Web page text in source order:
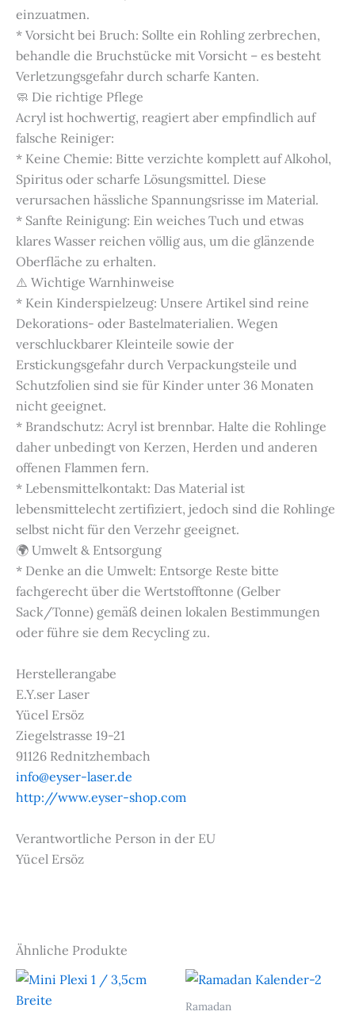
einzuatmen.
* Vorsicht bei Bruch: Sollte ein Rohling zerbrechen,
behandle die Bruchstücke mit Vorsicht – es besteht
Verletzungsgefahr durch scharfe Kanten.
🧼 Die richtige Pflege
Acryl ist hochwertig, reagiert aber empfindlich auf
falsche Reiniger:
* Keine Chemie: Bitte verzichte komplett auf Alkohol,
Spiritus oder scharfe Lösungsmittel. Diese
verursachen hässliche Spannungsrisse im Material.
* Sanfte Reinigung: Ein weiches Tuch und etwas
klares Wasser reichen völlig aus, um die glänzende
Oberfläche zu erhalten.
⚠️ Wichtige Warnhinweise
* Kein Kinderspielzeug: Unsere Artikel sind reine
Dekorations- oder Bastelmaterialien. Wegen
verschluckbarer Kleinteile sowie der
Erstickungsgefahr durch Verpackungsteile und
Schutzfolien sind sie für Kinder unter 36 Monaten
nicht geeignet.
* Brandschutz: Acryl ist brennbar. Halte die Rohlinge
daher unbedingt von Kerzen, Herden und anderen
offenen Flammen fern.
* Lebensmittelkontakt: Das Material ist
lebensmittelecht zertifiziert, jedoch sind die Rohlinge
selbst nicht für den Verzehr geeignet.
🌍 Umwelt & Entsorgung
* Denke an die Umwelt: Entsorge Reste bitte
fachgerecht über die Wertstofftonne (Gelber
Sack/Tonne) gemäß deinen lokalen Bestimmungen
oder führe sie dem Recycling zu.
Herstellerangabe
E.Y.ser Laser
Yücel Ersöz
Ziegelstrasse 19-21
91126 Rednitzhembach
info@eyser-laser.de
http://www.eyser-shop.com
Verantwortliche Person in der EU
Yücel Ersöz
Ähnliche Produkte
Ramadan